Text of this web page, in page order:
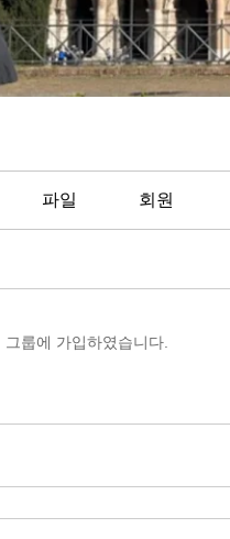
파일 회원
그룹에 가입하였습니다.